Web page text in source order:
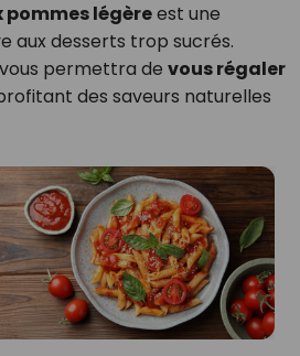
légèreest une
aux desserts trop sucrés.
permettra de vous régaler
des saveurs naturelles